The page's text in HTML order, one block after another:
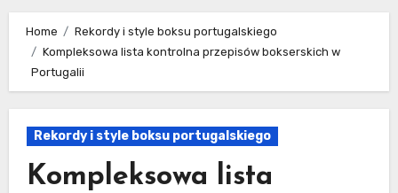
Home
Rekordy i style boksu portugalskiego
Kompleksowa lista kontrolna przepisów bokserskich w
Portugalii
Rekordy i style boksu portugalskiego
Kompleksowa lista